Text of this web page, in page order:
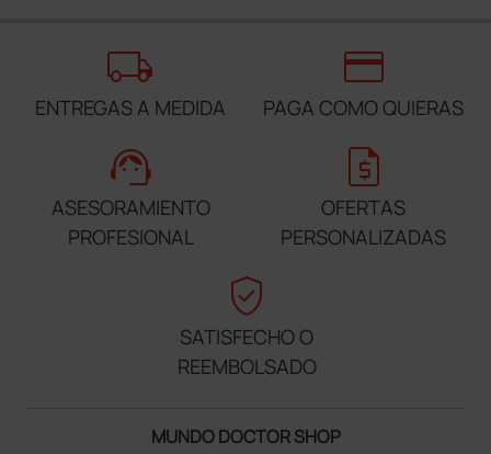
local_shipping
ENTREGAS A MEDIDA
credit_card
PAGA COMO QUIERAS
support_agent
ASESORAMIENTO
PROFESIONAL
request_quote
OFERTAS
PERSONALIZADAS
verified_user
SATISFECHO O
REEMBOLSADO
MUNDO DOCTOR SHOP